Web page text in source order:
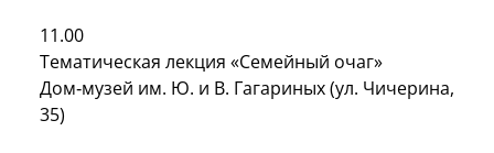
11.00
Тематическая лекция «Семейный очаг»
Дом‑музей им. Ю. и В. Гагариных (ул. Чичерина,
35)